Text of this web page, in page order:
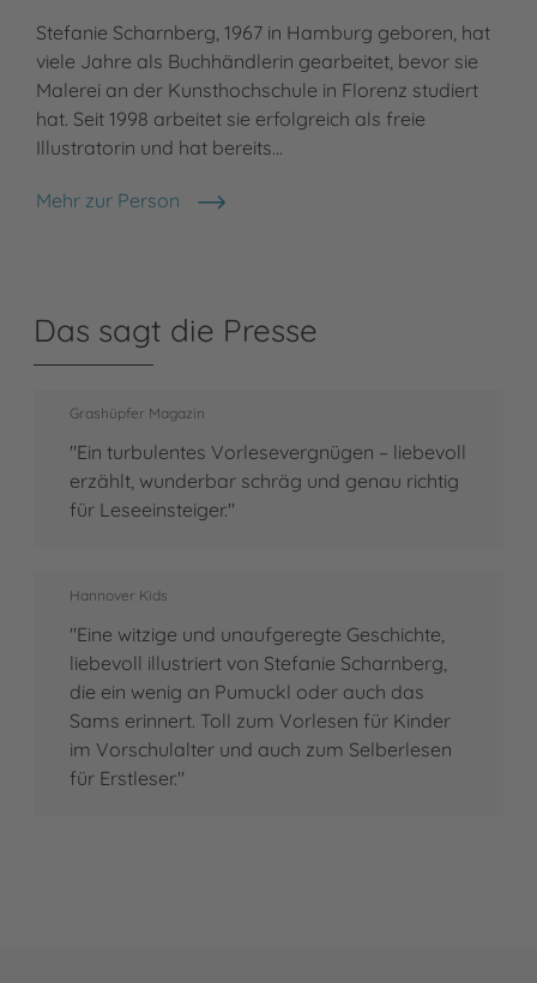
Stefanie Scharnberg, 1967 in Hamburg geboren, hat
viele Jahre als Buchhändlerin gearbeitet, bevor sie
Malerei an der Kunsthochschule in Florenz studiert
hat. Seit 1998 arbeitet sie erfolgreich als freie
Illustratorin und hat bereits…
Mehr zur Person
Stefanie Scharnberg
Das sagt die Presse
Grashüpfer Magazin
"Ein turbulentes Vorlesevergnügen – liebevoll
erzählt, wunderbar schräg und genau richtig
für Leseeinsteiger."
Hannover Kids
"Eine witzige und unaufgeregte Geschichte,
liebevoll illustriert von Stefanie Scharnberg,
die ein wenig an Pumuckl oder auch das
Sams erinnert. Toll zum Vorlesen für Kinder
im Vorschulalter und auch zum Selberlesen
für Erstleser."